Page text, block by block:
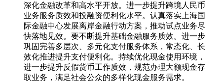
深化金融改革和高水平开放。进一步提升跨境人民币
业务服务质效和投融资便利化水平。认真落实上海国
际金融中心发展离岸金融行动方案，推动试点业务尽
快落地见效。要不断提升基础金融服务质效。进一步
巩固完善多层次、多元化支付服务体系，常态化、长
效化推进提升支付便利化。持续优化现金使用环境，
进一步提升反假货币工作质效，规范办理大额现金存
取业务，满足社会公众的多样化现金服务需求。